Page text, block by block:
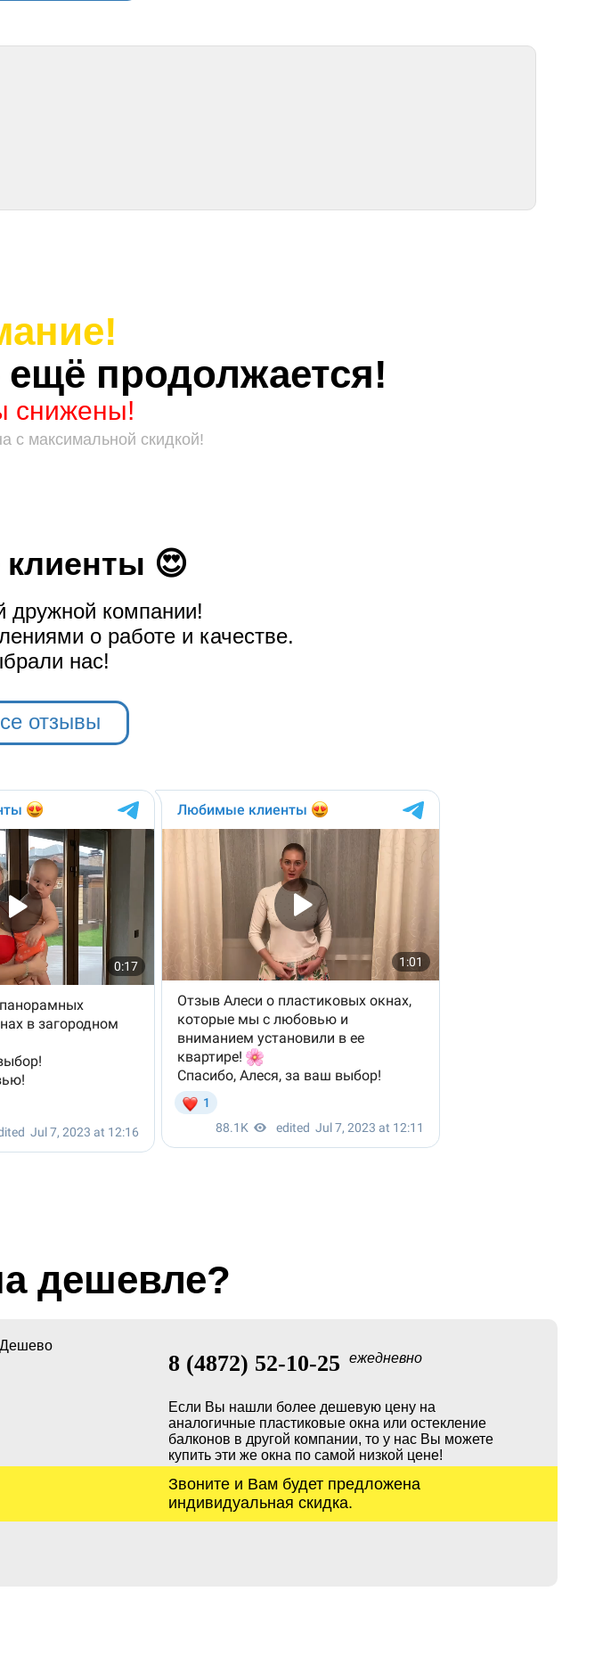
продолжается!
снижены!
с максимальной скидкой!
😍
компании!
о работе и качестве.
нас!
отзывы
дешевле?
8 (4872) 52-10-25 ежедневно
Если Вы нашли более дешевую цену на
аналогичные пластиковые окна или остекление
балконов в другой компании, то у нас Вы можете
купить эти же окна по самой низкой цене!
Звоните и Вам будет предложена
индивидуальная скидка.